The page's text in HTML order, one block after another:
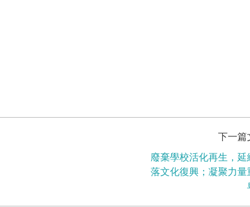
下一篇
廢棄學校活化再生，延
落文化復興；凝聚力量